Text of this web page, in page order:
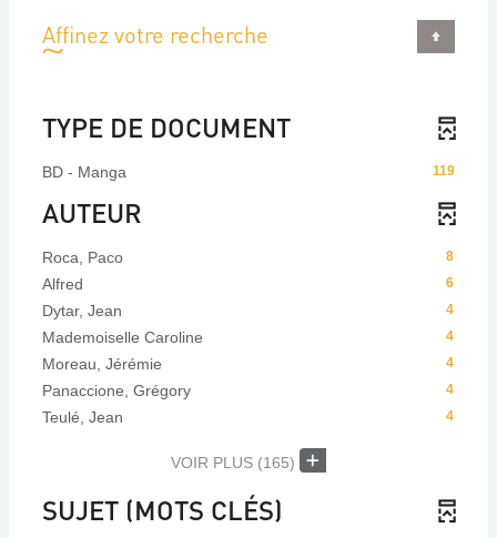
Affinez votre recherche
TYPE DE DOCUMENT
119
BD - Manga
AUTEUR
8
Roca, Paco
6
Alfred
4
Dytar, Jean
4
Mademoiselle Caroline
4
Moreau, Jérémie
4
Panaccione, Grégory
4
Teulé, Jean
VOIR PLUS (165)
SUJET (MOTS CLÉS)